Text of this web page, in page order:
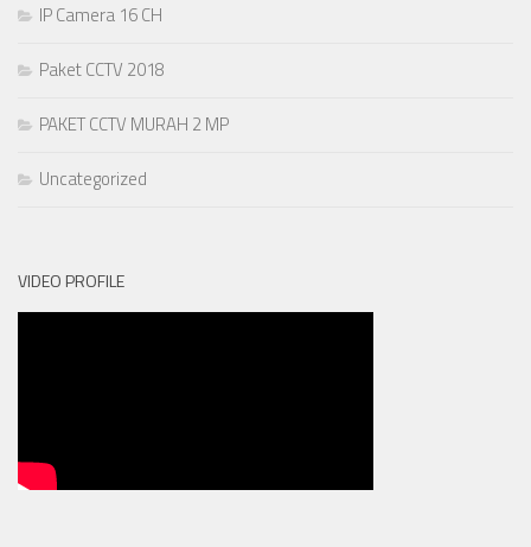
IP Camera 16 CH
Paket CCTV 2018
PAKET CCTV MURAH 2 MP
Uncategorized
VIDEO PROFILE